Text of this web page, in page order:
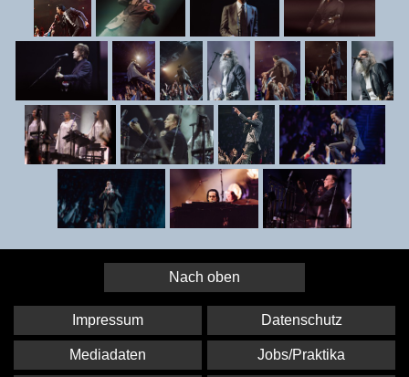
Nach oben
Impressum Datenschutz
Mediadaten Jobs/Praktika